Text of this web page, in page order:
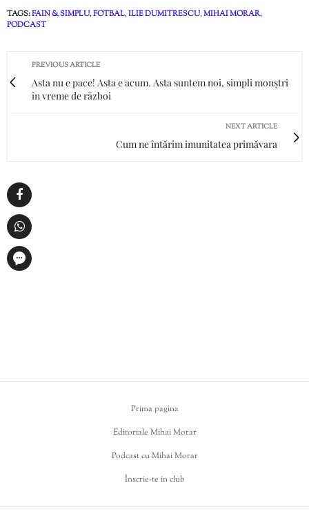
TAGS:FAIN & SIMPLU,FOTBAL,ILIE DUMITRESCU,MIHAI MORAR,
PODCAST
PREVIOUS ARTICLE
Asta nu e pace! Asta e acum. Asta suntem noi, simpli monștri
în vreme de război
NEXT ARTICLE
Cum ne întărim imunitatea primăvara
Prima pagina
Editoriale Mihai Morar
Podcast cu Mihai Morar
Înscrie-te in club